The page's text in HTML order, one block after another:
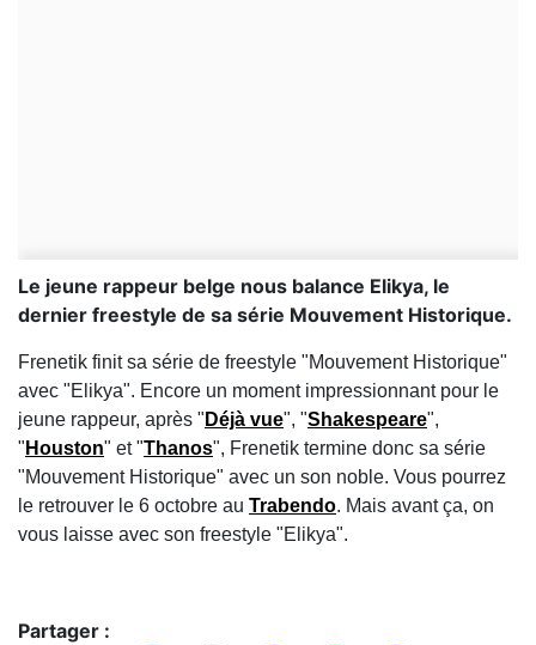
Le jeune rappeur belge nous balance Elikya, le
dernier freestyle de sa série Mouvement Historique.
Frenetik finit sa série de freestyle "Mouvement Historique"
avec "Elikya". Encore un moment impressionnant pour le
jeune rappeur, après " Déjà vue", "Shakespeare",
" Houston" et "Thanos", Frenetik termine donc sa série
"Mouvement Historique" avec un son noble. Vous pourrez
le retrouver le 6 octobre au Trabendo. Mais avant ça, on
vous laisse avec son freestyle "Elikya".
Partager :